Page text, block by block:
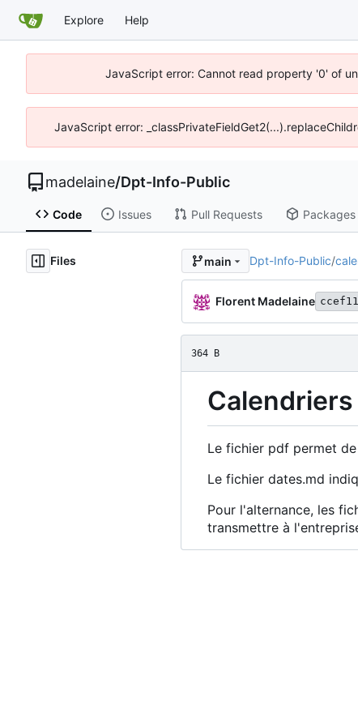
Explore Help
JavaScript error: Cannot read property '0' of
JavaScript error:
madelaine/Dpt-Info-Public
Code Issues Pull Requests Packages
Files main Dpt-Info-Public/
Florent Madelaine
364 B
Calendriers
Le fichier pdf permet
Le fichier dates.md
Pour l'alternance, les
transmettre à